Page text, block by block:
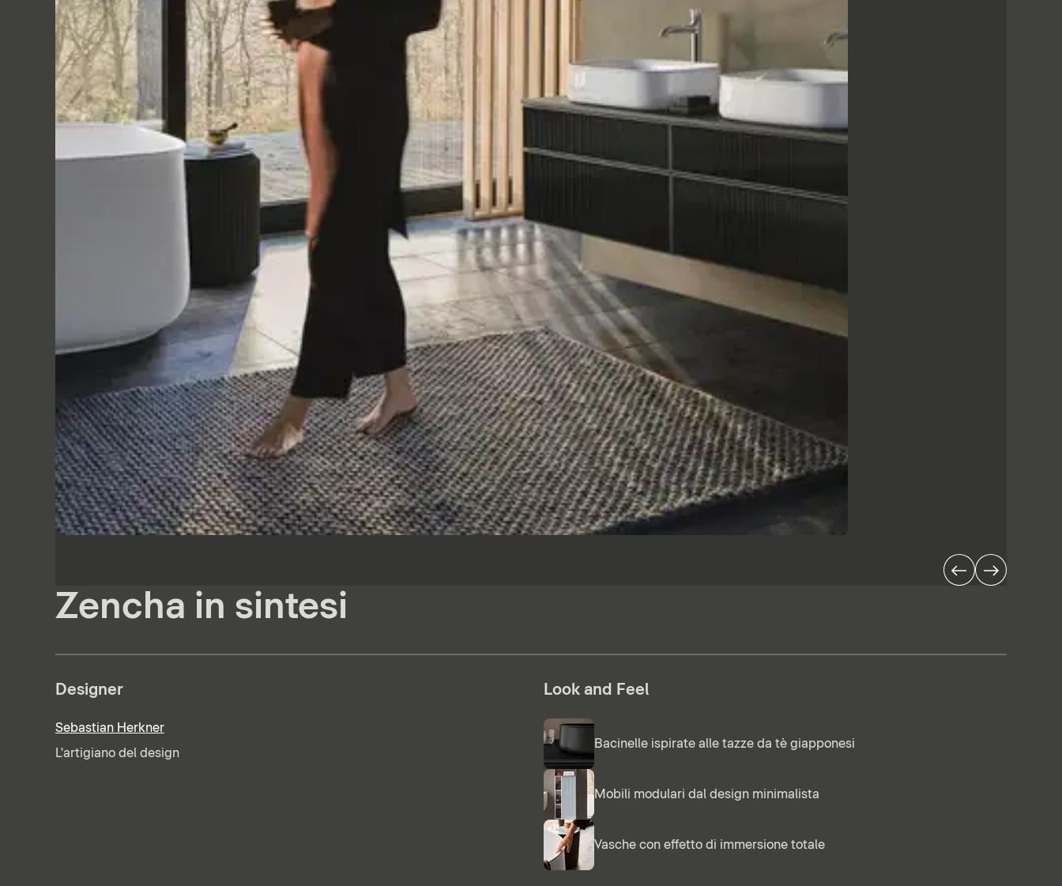
Zencha in sintesi
Designer
Sebastian Herkner
L'artigiano del design
Look and Feel
Bacinelle ispirate alle tazze da tè giapponesi
Mobili modulari dal design minimalista
Vasche con effetto di immersione totale